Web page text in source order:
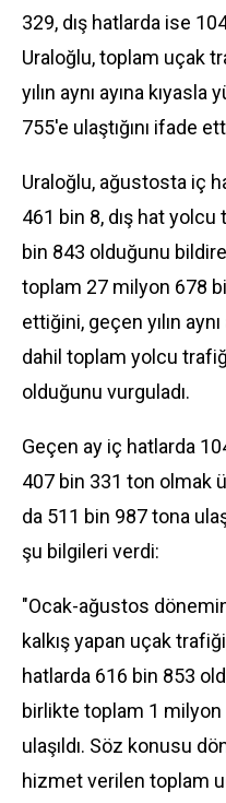
329, dış hatlarda ise
Uraloğlu, toplam uçak
yılın aynı ayına
755'e ulaştığını ifade
Uraloğlu, ağustosta iç
461 bin 8, dış hat
bin 843 olduğunu
toplam 27 milyon 678
ettiğini, geçen yılın
dahil toplam yolcu
olduğunu vurguladı.
Geçen ay iç hatlarda
407 bin 331 ton olmak
da 511 bin 987 tona
şu bilgileri verdi:
"Ocak-ağustos
kalkış yapan uçak
hatlarda 616 bin 853
birlikte toplam 1
ulaşıldı. Söz konusu
hizmet verilen toplam